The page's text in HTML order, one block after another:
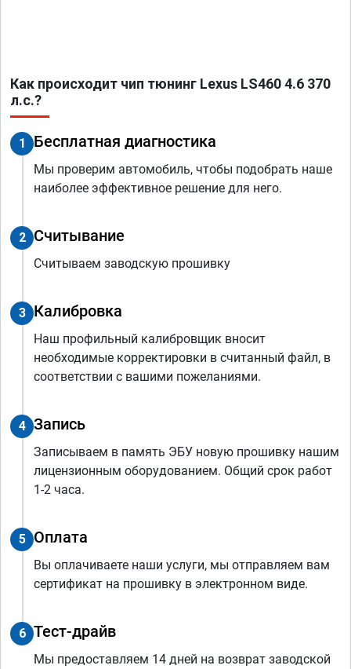
Как происходит чип тюнинг Lexus LS460 4.6 370
л.с.?
1 Бесплатная диагностика
Мы проверим автомобиль, чтобы подобрать наше
наиболее эффективное решение для него.
2 Считывание
Считываем заводскую прошивку
3 Калибровка
Наш профильный калибровщик вносит
необходимые корректировки в считанный файл, в
соответствии с вашими пожеланиями.
4 Запись
Записываем в память ЭБУ новую прошивку нашим
лицензионным оборудованием. Общий срок работ
1-2 часа.
5 Оплата
Вы оплачиваете наши услуги, мы отправляем вам
сертификат на прошивку в электронном виде.
6 Тест-драйв
Мы предоставляем 14 дней на возврат заводской